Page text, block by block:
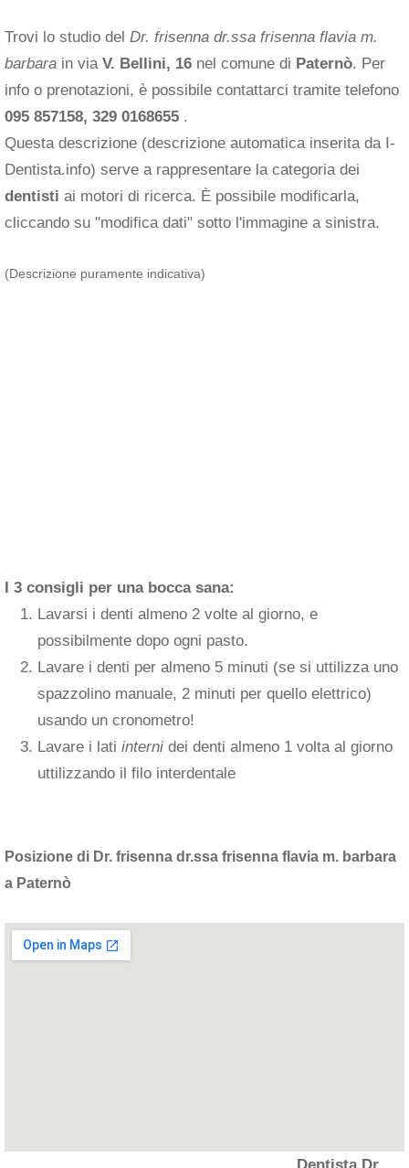
Trovi lo studio del Dr. frisenna dr.ssa frisenna flavia m.
barbara in via V. Bellini, 16 nel comune di Paternò. Per
info o prenotazioni, è possibile contattarci tramite telefono
095 857158, 329 0168655 .
Questa descrizione (descrizione automatica inserita da I-
Dentista.info) serve a rappresentare la categoria dei
dentisti ai motori di ricerca. È possibile modificarla,
cliccando su "modifica dati" sotto l'immagine a sinistra.
(Descrizione puramente indicativa)
I 3 consigli per una bocca sana:
Lavarsi i denti almeno 2 volte al giorno, e
possibilmente dopo ogni pasto.
Lavare i denti per almeno 5 minuti (se si uttilizza uno
spazzolino manuale, 2 minuti per quello elettrico)
usando un cronometro!
Lavare i lati interni dei denti almeno 1 volta al giorno
uttilizzando il filo interdentale
Posizione di Dr. frisenna dr.ssa frisenna flavia m. barbara
a Paternò